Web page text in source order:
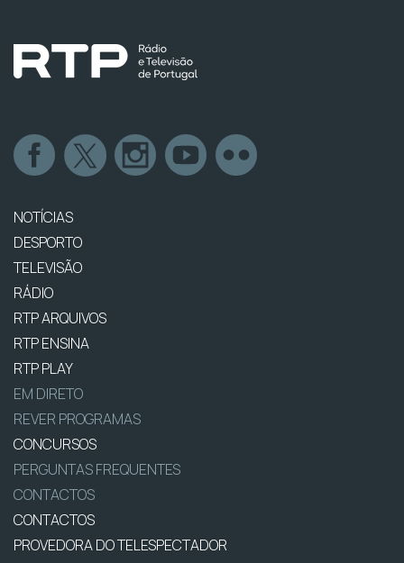
NOTÍCIAS
DESPORTO
TELEVISÃO
RÁDIO
RTP ARQUIVOS
RTP ENSINA
RTP PLAY
EM DIRETO
REVER PROGRAMAS
CONCURSOS
PERGUNTAS FREQUENTES
CONTACTOS
CONTACTOS
PROVEDORA DO TELESPECTADOR